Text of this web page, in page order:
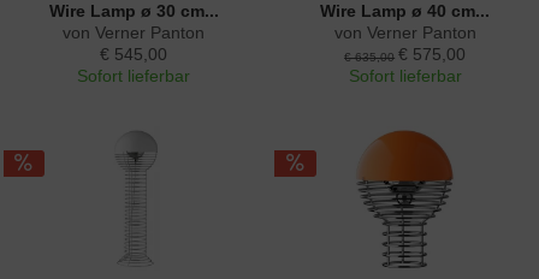
Wire Lamp ø 30 cm...
von Verner Panton
€ 545,00
Sofort lieferbar
Wire Lamp ø 40 cm...
von Verner Panton
€ 635,00 € 575,00
Sofort lieferbar